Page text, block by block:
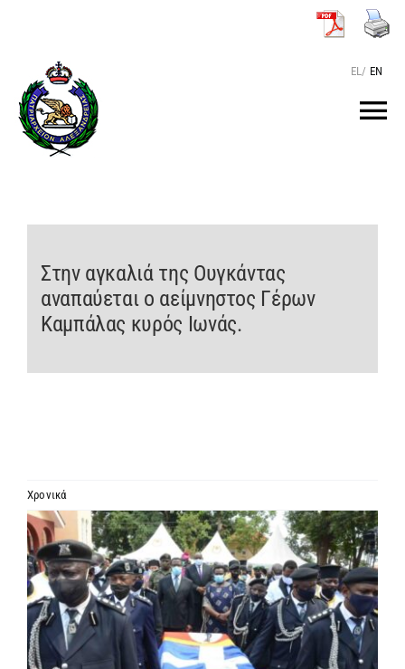
περιεχόμενο
EL/ EN
ΤΟ ΠΑΤΡΙΑΡΧΕΙΟ
MEDIA
ΕΝΗΜΕΡΩΣΗ
ΣΥΝΔΕΣΕΙΣ
Στην αγκαλιά της Ουγκάντας
αναπαύεται o αείμνηστος Γέρων
Καμπάλας κυρός Ιωνάς.
Χρονικά
Προβολή
μεγαλύτερης
εικόνας